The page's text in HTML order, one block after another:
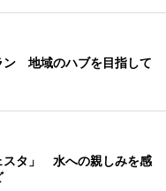
ン 地域のハブを目指して
スタ」 水への親しみを感